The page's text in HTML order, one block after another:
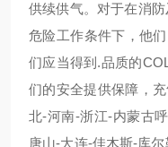
供续供气。对于在消
危险工作条件下，他
们应当得到.品质的
们的安全提供保障，
北-河南-浙江-内蒙古
唐山-大连-佳木斯-库